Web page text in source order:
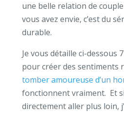
une belle relation de
vous avez envie, c’est du
durable.
Je vous détaille ci-dessous
pour créer des sentiments
tomber amoureuse d’un
fonctionnent vraiment. Et
directement aller plus loin,